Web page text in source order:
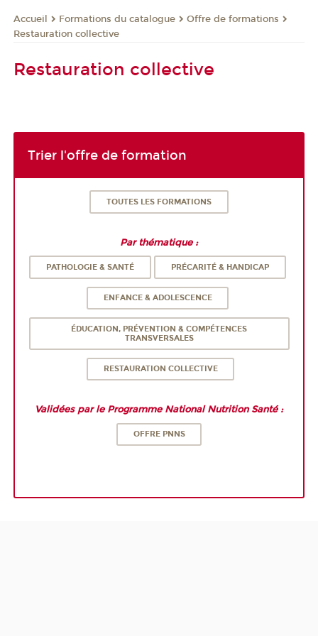
Accueil Formations du catalogue
Offre de formations
Restauration collective
Restauration collective
Trier l'offre de formation
TOUTES LES FORMATIONS
Par thématique :
PATHOLOGIE & SANTÉ PRÉCARITÉ & HANDICAP
ENFANCE & ADOLESCENCE
ÉDUCATION, PRÉVENTION & COMPÉTENCES
TRANSVERSALES
RESTAURATION COLLECTIVE
Validées par le Programme National Nutrition Santé :
OFFRE PNNS